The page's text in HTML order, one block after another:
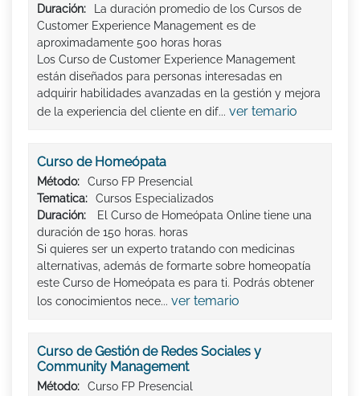
Duración:
La duración promedio de los Cursos de
Customer Experience Management es de
aproximadamente 500 horas horas
Los Curso de Customer Experience Management
están diseñados para personas interesadas en
adquirir habilidades avanzadas en la gestión y mejora
de la experiencia del cliente en dif... ver temario
Curso de Homeópata
Método:
Curso FP Presencial
Tematica:
Cursos Especializados
Duración:
El Curso de Homeópata Online tiene una
duración de 150 horas. horas
Si quieres ser un experto tratando con medicinas
alternativas, además de formarte sobre homeopatía
este Curso de Homeópata es para ti. Podrás obtener
los conocimientos nece... ver temario
Curso de Gestión de Redes Sociales y
Community Management
Método:
Curso FP Presencial